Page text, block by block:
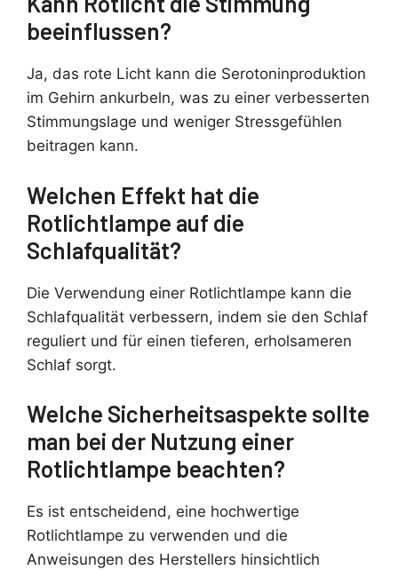
beeinflussen?
Ja, das rote Licht kann die Serotoninproduktion
im Gehirn ankurbeln, was zu einer verbesserten
Stimmungslage und weniger Stressgefühlen
beitragen kann.
Welchen Effekt hat die
Rotlichtlampe auf die
Schlafqualität?
Die Verwendung einer Rotlichtlampe kann die
Schlafqualität verbessern, indem sie den Schlaf
reguliert und für einen tieferen, erholsameren
Schlaf sorgt.
Welche Sicherheitsaspekte sollte
man bei der Nutzung einer
Rotlichtlampe beachten?
Es ist entscheidend, eine hochwertige
Rotlichtlampe zu verwenden und die
Anweisungen des Herstellers hinsichtlich